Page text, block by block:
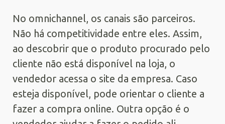
No omnichannel, os canais são parceiros.
Não há competitividade entre eles. Assim,
ao descobrir que o produto procurado pelo
cliente não está disponível na loja, o
vendedor acessa o site da empresa. Caso
esteja disponível, pode orientar o cliente a
fazer a compra online. Outra opção é o